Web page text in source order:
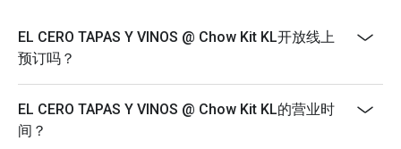
汤力水与天然植物香料，风味独特。
适合与朋友热闹聚会、情侣私密约会，或温馨的家庭盛
宴。
EL CERO TAPAS Y VINOS @ Chow Kit KL开放线上
预订吗？
EL CERO TAPAS Y VINOS @ Chow Kit KL的营业时
间？